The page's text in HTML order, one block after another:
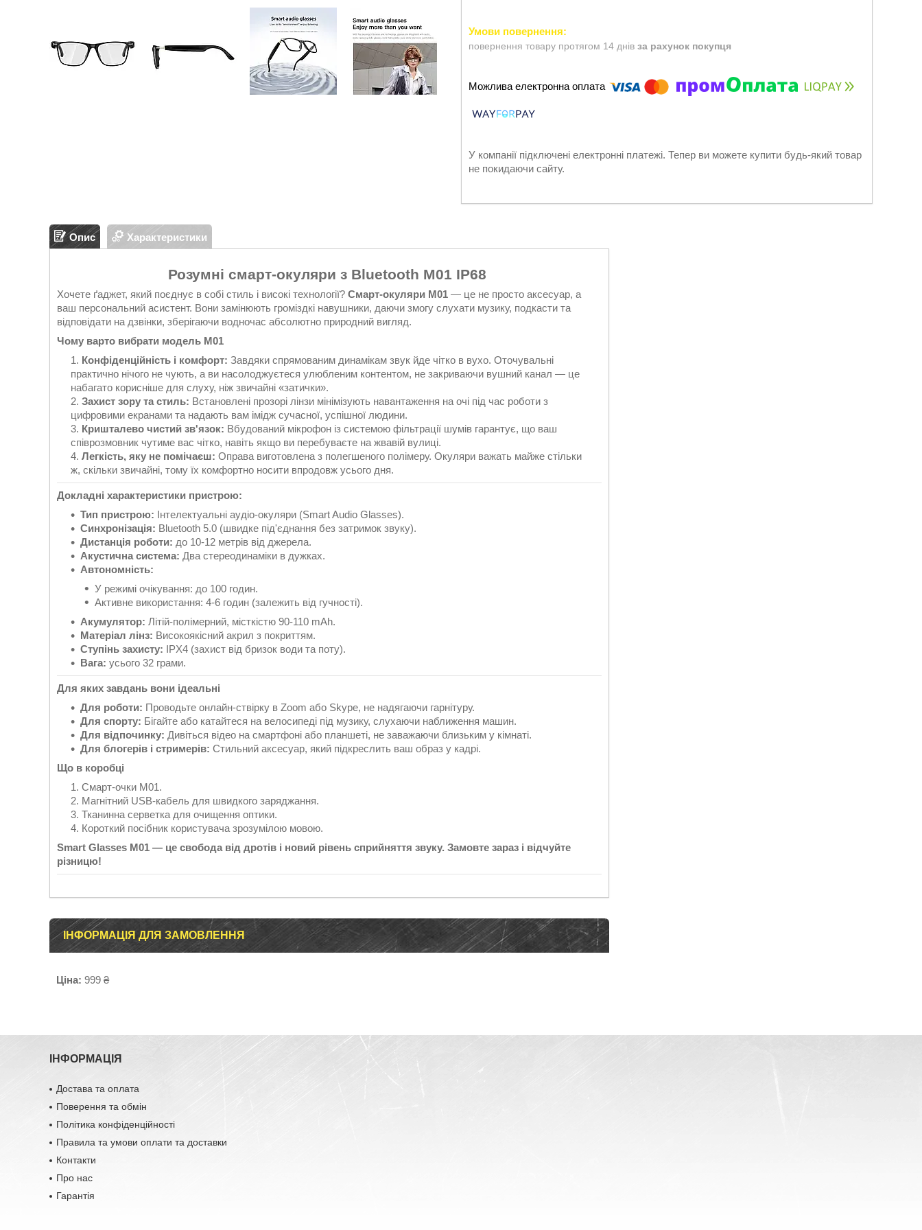
повернення товару протягом 14 днів за рахунок покупця
У компанії підключені електронні платежі. Тепер ви можете купити будь-який товар
не покидаючи сайту.
Опис Характеристики
Розумні смарт-окуляри з Bluetooth M01 IP68
Хочете ґаджет, який поєднує в собі стиль і високі технології? Смарт-окуляри M01 — це не просто аксесуар, а
ваш персональний асистент. Вони замінюють громіздкі навушники, даючи змогу слухати музику, подкасти та
відповідати на дзвінки, зберігаючи водночас абсолютно природний вигляд.
Чому варто вибрати модель M01
Конфіденційність і комфорт: Завдяки спрямованим динамікам звук йде чітко в вухо. Оточувальні
практично нічого не чують, а ви насолоджуєтеся улюбленим контентом, не закриваючи вушний канал — це
набагато корисніше для слуху, ніж звичайні «затички».
Захист зору та стиль: Встановлені прозорі лінзи мінімізують навантаження на очі під час роботи з
цифровими екранами та надають вам імідж сучасної, успішної людини.
Кришталево чистий зв'язок: Вбудований мікрофон із системою фільтрації шумів гарантує, що ваш
співрозмовник чутиме вас чітко, навіть якщо ви перебуваєте на жвавій вулиці.
Легкість, яку не помічаєш: Оправа виготовлена з полегшеного полімеру. Окуляри важать майже стільки
ж, скільки звичайні, тому їх комфортно носити впродовж усього дня.
Докладні характеристики пристрою:
Тип пристрою: Інтелектуальні аудіо-окуляри (Smart Audio Glasses).
Синхронізація: Bluetooth 5.0 (швидке під'єднання без затримок звуку).
Дистанція роботи: до 10-12 метрів від джерела.
Акустична система: Два стереодинаміки в дужках.
Автономність:
У режимі очікування: до 100 годин.
Активне використання: 4-6 годин (залежить від гучності).
Акумулятор: Літій-полімерний, місткістю 90-110 mAh.
Матеріал лінз: Високоякісний акрил з покриттям.
Ступінь захисту: IPX4 (захист від бризок води та поту).
Вага: усього 32 грами.
Для яких завдань вони ідеальні
Для роботи: Проводьте онлайн-ствірку в Zoom або Skype, не надягаючи гарнітуру.
Для спорту: Бігайте або катайтеся на велосипеді під музику, слухаючи наближення машин.
Для відпочинку: Дивіться відео на смартфоні або планшеті, не заважаючи близьким у кімнаті.
Для блогерів і стримерів: Стильний аксесуар, який підкреслить ваш образ у кадрі.
Що в коробці
Смарт-очки M01.
Магнітний USB-кабель для швидкого заряджання.
Тканинна серветка для очищення оптики.
Короткий посібник користувача зрозумілою мовою.
Smart Glasses M01 — це свобода від дротів і новий рівень сприйняття звуку. Замовте зараз і відчуйте
різницю!
ІНФОРМАЦІЯ ДЛЯ ЗАМОВЛЕННЯ
Ціна: 999 ₴
ІНФОРМАЦІЯ
Достава та оплата
Поверення та обмін
Політика конфіденційності
Правила та умови оплати та доставки
Контакти
Про нас
Гарантія